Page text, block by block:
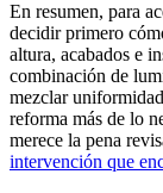
En resumen, para
decidir primero
altura, acabados e
combinación de
mezclar
reforma más de lo
merece la pena
intervención que